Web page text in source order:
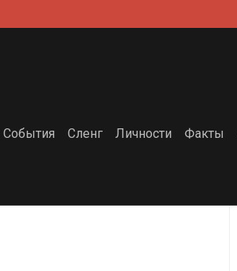
События Сленг Личности Факты